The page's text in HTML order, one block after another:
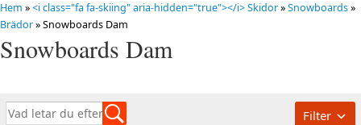
Hem »<i class="fa fa-skiing" aria-hidden="true"></i> Skidor»Snowboards»
Brädor»Snowboards Dam
Snowboards Dam
Filter